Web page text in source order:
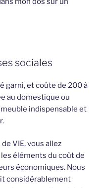
sociales
garni, et coûte de 200 à
au domestique ou
meuble indispensable et
VIE, vous allez
éléments du coût de
économiques. Nous
considérablement